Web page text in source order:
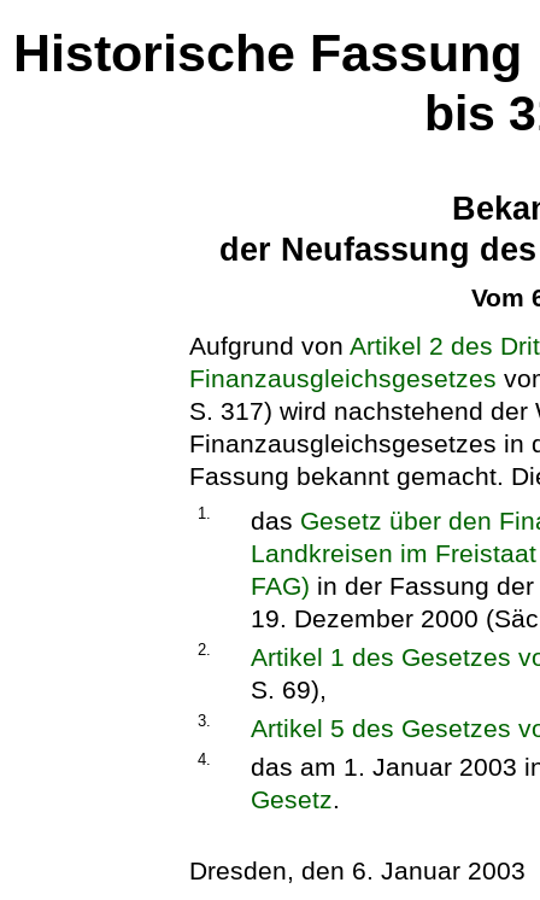
Historische Fassung
bis
der Neufassung
Vom
Aufgrund vonArtikel 2 des
Finanzausgleichsgesetzes
S. 317) wird nachstehend der
Finanzausgleichsgesetzes in
Fassung bekannt gemacht.
1. das Gesetz über den
Landkreisen im
FAG) in der Fassung
19. Dezember 2000
2.
Artikel 1 des Gesetzes
S. 69),
3. Artikel 5 des Gesetzes
4.
das am 1. Januar 2003
Gesetz.
Dresden, den 6. Januar 2003